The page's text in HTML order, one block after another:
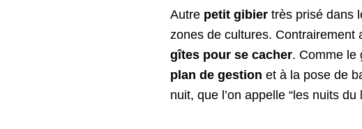
Autre petit gibier très prisé dans
zones de cultures. Contrairement
gîtes pour se cacher. Comme le
plan de gestion et à la pose de
nuit, que l’on appelle “les nuits du